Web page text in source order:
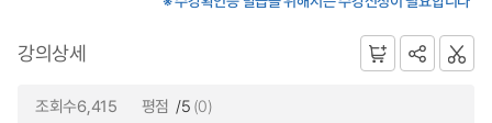
강의상세
조회수6,415 평점 /5 (0)